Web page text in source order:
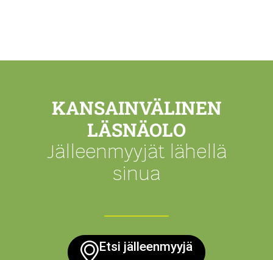
KANSAINVÄLINEN
LÄSNÄOLO
Jälleenmyyjät lähellä
sinua
Etsi jälleenmyyjä